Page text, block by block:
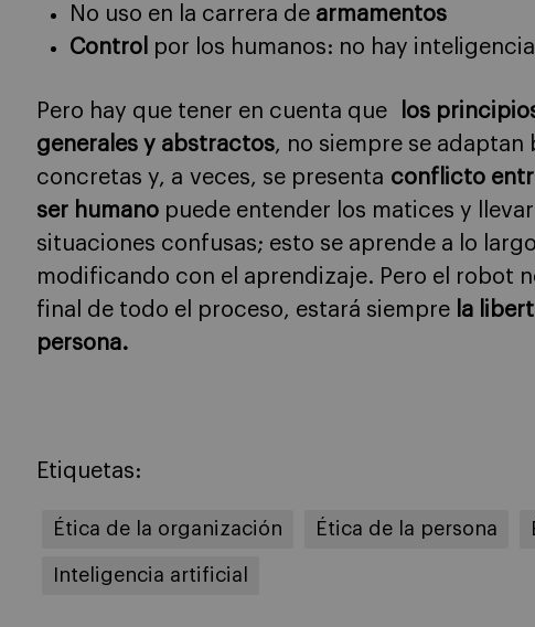
No uso en la carrera de armamentos
Control por los humanos: no hay
Pero hay que tener en cuenta que los
generales y abstractos, no siempre se adaptan
concretas y, a veces, se presenta conflicto
ser humano puede entender los matices y
situaciones confusas; esto se aprende a lo
modificando con el aprendizaje. Pero el robot
final de todo el proceso, estará siempre la
persona.
Etiquetas:
Ética de la organización Ética de la persona
Inteligencia artificial